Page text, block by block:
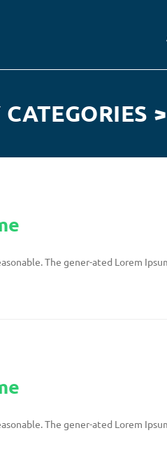
The gener-ated Lorem
The gener-ated Lorem